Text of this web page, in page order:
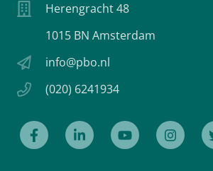
Herengracht 48
1015 BN Amsterdam
info@pbo.nl
(020) 6241934